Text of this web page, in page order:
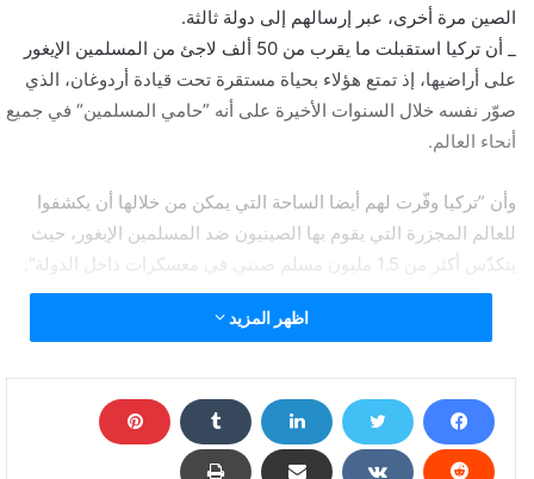
الصين مرة أخرى، عبر إرسالهم إلى دولة ثالثة.
_ أن تركيا استقبلت ما يقرب من 50 ألف لاجئ من المسلمين الإيغور
على أراضيها، إذ تمتع هؤلاء بحياة مستقرة تحت قيادة أردوغان، الذي
صوّر نفسه خلال السنوات الأخيرة على أنه ”حامي المسلمين“ في جميع
أنحاء العالم.
وأن ”تركيا وفّرت لهم أيضا الساحة التي يمكن من خلالها أن يكشفوا
للعالم المجزرة التي يقوم بها الصينيون ضد المسلمين الإيغور، حيث
يتكدّس أكثر من 1.5 مليون مسلم صيني في معسكرات داخل الدولة“.
_ولكن في الوقت الذي ترفض فيه تركيا إعادة المسلمين الإيغور إلى
الصين مرة أخرى، فإنها تقوم بإرسال بعضهم إلى دولة ثالثة مثل
_والسؤال. ”لماذا يتواطأ الأتراك في هذا الأمر؟. الإجابة هي الأموال،
وضمان استمرار الاستثمارات الصينية في تركيا“.
اظهر المزيد